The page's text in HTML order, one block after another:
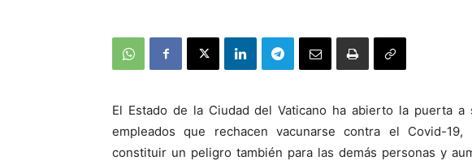
El Estado de la Ciudad del Vaticano ha abierto la puerta a
empleados que rechacen vacunarse contra el Covid-
constituir un peligro también para las demás personas y